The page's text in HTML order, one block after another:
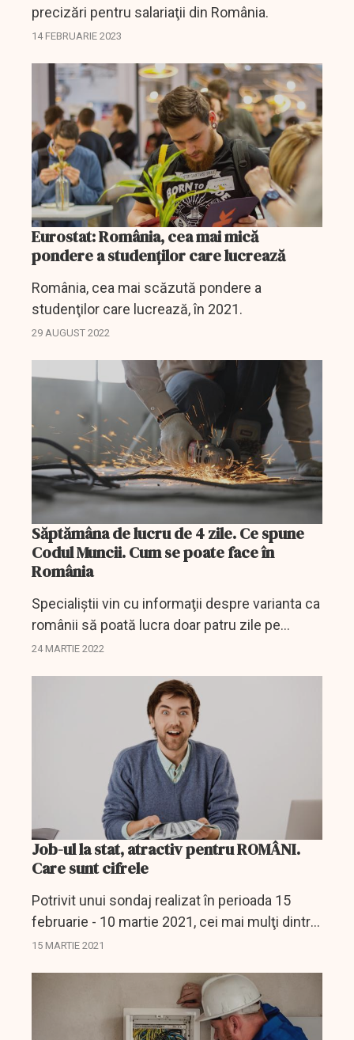
precizări pentru salariaţii din România.
14 FEBRUARIE 2023
Eurostat: România, cea mai mică
pondere a studenţilor care lucrează
România, cea mai scăzută pondere a
studenţilor care lucrează, în 2021.
29 AUGUST 2022
Săptămâna de lucru de 4 zile. Ce spune
Codul Muncii. Cum se poate face în
România
Specialiştii vin cu informaţii despre varianta ca
românii să poată lucra doar patru zile pe
săptămână.
24 MARTIE 2022
Job-ul la stat, atractiv pentru ROMÂNI.
Care sunt cifrele
Potrivit unui sondaj realizat în perioada 15
februarie - 10 martie 2021, cei mai mulţi dintre
români (55,8%) îşi doresc să lucreze într-o
15 MARTIE 2021